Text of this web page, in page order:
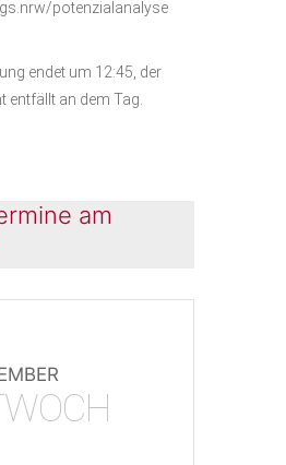
potenzialanalyse
endet um 12:45, der
entfällt an dem Tag.
am